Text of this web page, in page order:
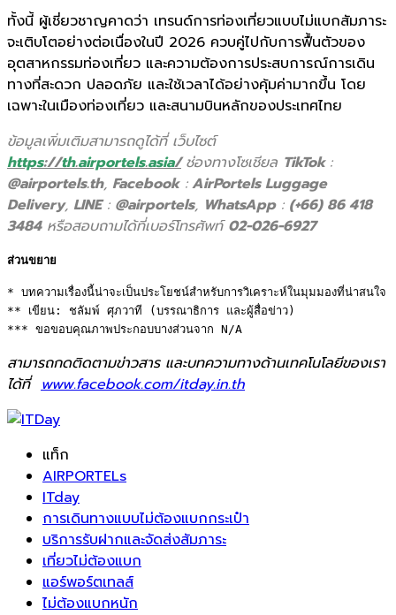
ทั้งนี้ ผู้เชี่ยวชาญคาดว่า เทรนด์การท่องเที่ยวแบบไม่แบกสัมภาระ
จะเติบโตอย่างต่อเนื่องในปี 2026 ควบคู่ไปกับการฟื้นตัวของ
อุตสาหกรรมท่องเที่ยว และความต้องการประสบการณ์การเดิน
ทางที่สะดวก ปลอดภัย และใช้เวลาได้อย่างคุ้มค่ามากขึ้น โดย
เฉพาะในเมืองท่องเที่ยว และสนามบินหลักของประเทศไทย
ข้อมูลเพิ่มเติมสามารถดูได้ที่ เว็บไซต์
https://th.airportels.asia/ ช่องทางโซเชียล TikTok :
@airportels.th, Facebook:AirPortels Luggage
Delivery, LINE: @airportels, WhatsApp: (+66) 86 418
3484หรือสอบถามได้ที่เบอร์โทรศัพท์02-026-6927
ส่วนขยาย
* บทความเรื่องนี้น่าจะเป็นประโยชน์สำหรับการวิเคราะห์ในมุมมองที่น่าสนใจ
** เขียน: ชลัมพ์ ศุภวาที (บรรณาธิการ และผู้สื่อข่าว)
*** ขอขอบคุณภาพประกอบบางส่วนจาก N/A
สามารถกดติดตามข่าวสาร และบทความทางด้านเทคโนโลยีของเรา
ได้ที่ www.facebook.com/itday.in.th
แท็ก
AIRPORTELs
ITday
การเดินทางแบบไม่ต้องแบกกระเป๋า
บริการรับฝากและจัดส่งสัมภาระ
เที่ยวไม่ต้องแบก
แอร์พอร์ตเทลส์
ไม่ต้องแบกหนัก